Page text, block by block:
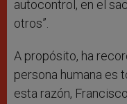
autocontrol, en el
otros”.
A propósito, ha
persona humana es
esta razón,